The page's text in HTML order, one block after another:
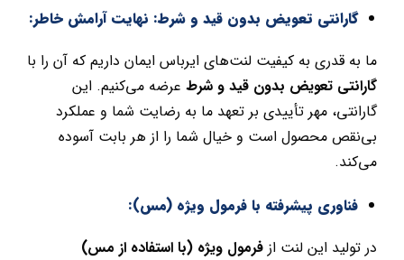
گارانتی تعویض بدون قید و شرط: نهایت آرامش خاطر:
ما به قدری به کیفیت لنت‌های ایرباس ایمان داریم که آن را با
گارانتی تعویض بدون قید و شرطعرضه می‌کنیم. این
گارانتی، مهر تأییدی بر تعهد ما به رضایت شما و عملکرد
بی‌نقص محصول است و خیال شما را از هر بابت آسوده
می‌کند.
فناوری پیشرفته با فرمول ویژه (مس):
در تولید این لنت از فرمول ویژه (با استفاده از مس)